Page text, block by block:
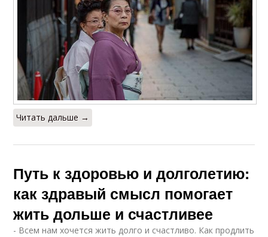
Читать дальше →
Путь к здоровью и долголетию:
как здравый смысл помогает
жить дольше и счастливее
- Всем нам хочется жить долго и счастливо. Как продлить